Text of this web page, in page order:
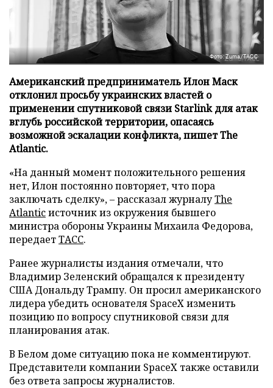
Фото: Zuma/ТАСС
Американский предприниматель Илон Маск
отклонил просьбу украинских властей о
применении спутниковой связи Starlink для атак
вглубь российской территории, опасаясь
возможной эскалации конфликта, пишет The
Atlantic.
«На данный момент положительного решения
нет, Илон постоянно повторяет, что пора
заключать сделку», – рассказал журналуThe
Atlanticисточник из окружения бывшего
министра обороны Украины Михаила Федорова,
передаетТАСС.
Ранее журналисты издания отмечали, что
Владимир Зеленский обращался к президенту
США Дональду Трампу. Он просил американского
лидера убедить основателя SpaceX изменить
позицию по вопросу спутниковой связи для
планирования атак.
В Белом доме ситуацию пока не комментируют.
Представители компании SpaceX также оставили
без ответа запросы журналистов.